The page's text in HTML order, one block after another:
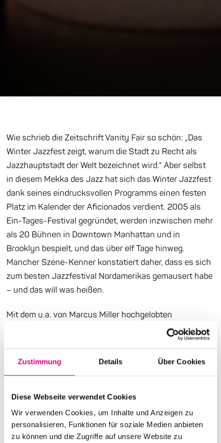
Zustimmung Details Über Cookies
Diese Webseite verwendet Cookies
Wir verwenden Cookies, um Inhalte und Anzeigen zu
personalisieren, Funktionen für soziale Medien anbieten
zu können und die Zugriffe auf unsere Website zu
Wie schrieb die Zeitschrift Vanity Fair so schön: „Das
Winter Jazzfest zeigt, warum die Stadt zu Recht als
Jazzhauptstadt der Welt bezeichnet wird.“ Aber selbst
in diesem Mekka des Jazz hat sich das Winter Jazzfest
dank seines eindrucksvollen Programms einen festen
Platz im Kalender der Aficionados verdient. 2005 als
Ein-Tages-Festival gegründet, werden inzwischen mehr
als 20 Bühnen in Downtown Manhattan und in
Brooklyn bespielt, und das über elf Tage hinweg.
Mancher Szene-Kenner konstatiert daher, dass es sich
zum besten Jazzfestival Nordamerikas gemausert habe
– und das will was heißen.
Mit dem u.a. von Marcus Miller hochgelobten
MonoNeon präsentiert das Winter Jazzfest bei Enjoy
Jazz nicht nur den letzten Bassisten des großen Prince,
sondern einen modernen Stilbildner. Aufgrund seines
wurde er zuletzt immer wieder mit dem großen
Komponisten und Musiktheoretiker John Cage
verglichen.